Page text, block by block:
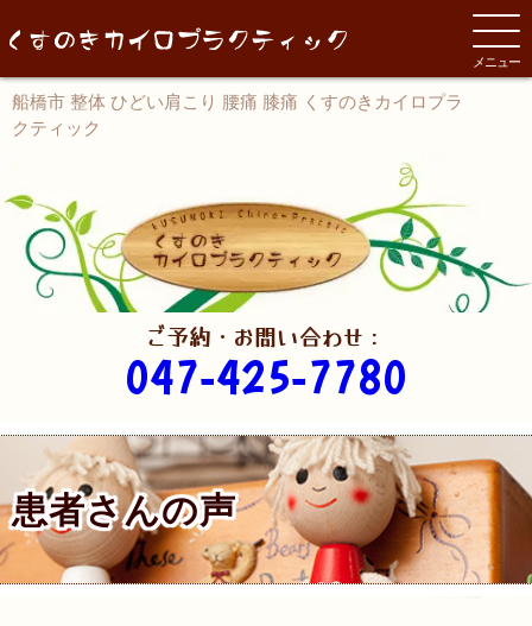
船橋市 整体 ひどい肩こり 腰痛 膝痛 くすのきカイロプラ
クティック
ご予約・お問い合わせ：
047-425-7780
患者さんの声
メニュー